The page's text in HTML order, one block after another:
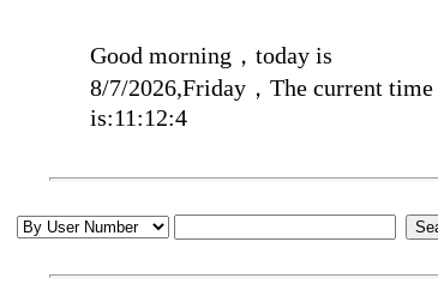
Good morning，today is
8/7/2026,Friday，The current time
is:11:12:5